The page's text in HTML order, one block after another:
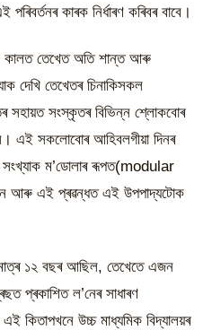
কাৰক নিৰ্ধাৰণ কৰিবৰ বাবে।
কালত তেখেত অতি শান্ত আৰু
দেখি তেখেতৰ চিনাকিসকল
সহায়ত সংস্কৃতৰ বিভিন্ন শ্লোকবোৰ
এই সকলোবোৰ আহিবলগীয়া দিনৰ
সংখ্যাক ম’ডোলাৰ ৰূপত(modular
আৰু এই প্ৰৱন্ধত এই উপপাদ্যটোক
১২ বছৰ আছিল, তেখেতে এজন
প্ৰকাশিত ল’নেৰ সাধাৰণ
কিতাপখনে উচ্চ মাধ্যমিক বিদ্যালয়ৰ